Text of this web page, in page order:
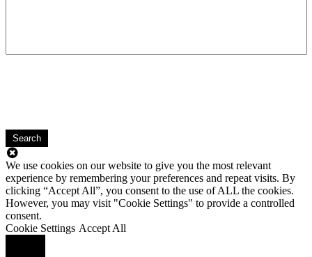
Search
We use cookies on our website to give you the most relevant
experience by remembering your preferences and repeat visits. By
clicking “Accept All”, you consent to the use of ALL the cookies.
However, you may visit "Cookie Settings" to provide a controlled
consent.
Cookie Settings Accept All